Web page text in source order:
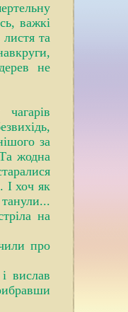
важкі
та
не
за
жодна
І хоч як
на
про
вислав